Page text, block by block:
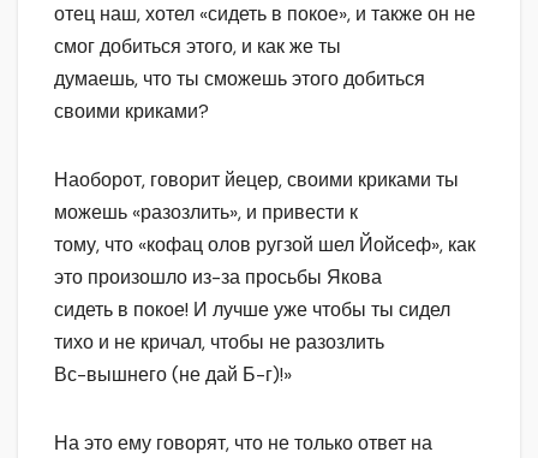
отец наш, хотел «сидеть в покое», и также он не
смог добиться этого, и как же ты
думаешь, что ты сможешь этого добиться
своими криками?
Наоборот, говорит йецер, своими криками ты
можешь «разозлить», и привести к
тому, что «кофац олов ругзой шел Йойсеф», как
это произошло из-за просьбы Якова
сидеть в покое! И лучше уже чтобы ты сидел
тихо и не кричал, чтобы не разозлить
Вс-вышнего (не дай Б-г)!»
На это ему говорят, что не только ответ на